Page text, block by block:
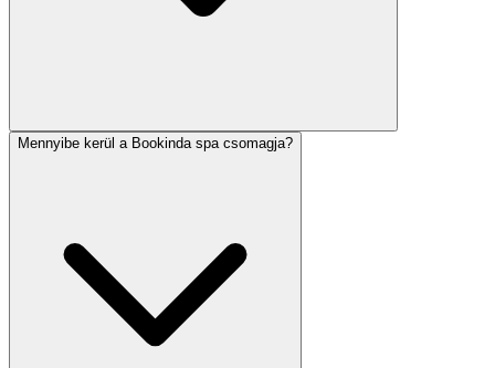
Mennyibe kerül a Bookinda spa csomagja?